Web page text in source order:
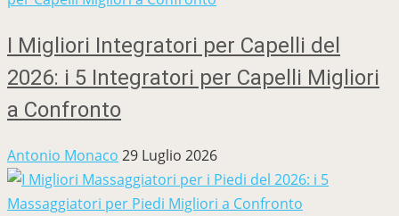
I Migliori Integratori per Capelli del
2026: i 5 Integratori per Capelli Migliori
a Confronto
Antonio Monaco 29 Luglio 2026